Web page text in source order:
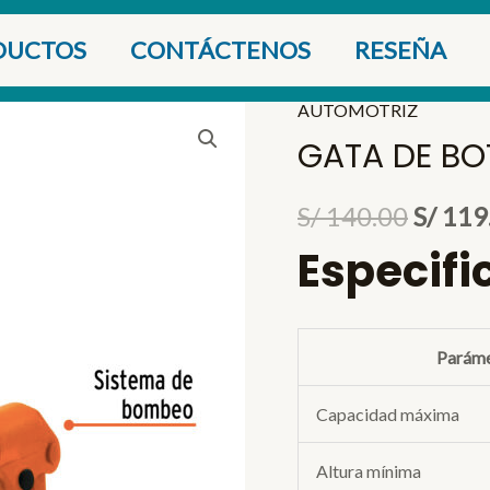
CONTÁCTENOS RESEÑA
AUTOMOTRIZ
GATA DE
S/140.00El
precio
era:
S/
S/
Capacidad máxima
Altura mínima